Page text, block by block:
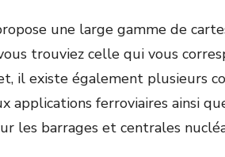
une large gamme de
trouviez celle qui vous
il existe également plusieurs
applications ferroviaires ainsi
les barrages et centrales